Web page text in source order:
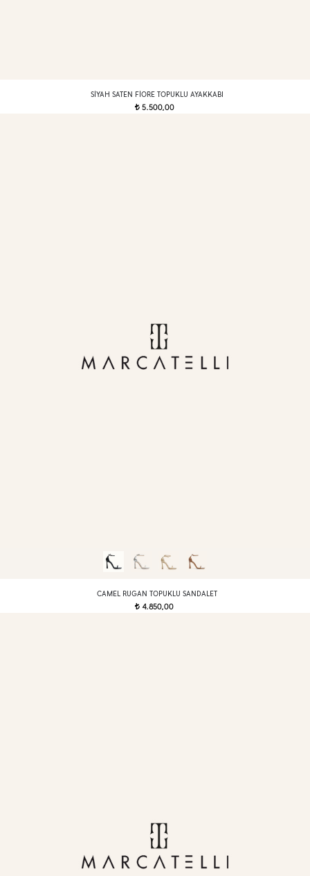
SIYAH SATEN FIORE TOPUKLU AYAKKABI
t5.500,00
CAMEL RUGAN TOPUKLU SANDALET
t 4.850,00